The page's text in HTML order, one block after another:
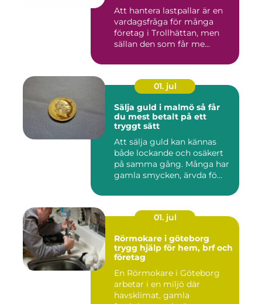
Att hantera lastpallar är en
vardagsfråga för många
företag i Trollhättan, men
sällan den som får me...
01. jul
Sälja guld i malmö så får
du mest betalt på ett
tryggt sätt
Att sälja guld kan kännas
både lockande och osäkert
på samma gång. Många har
gamla smycken, ärvda fö...
01. jul
Rörmokare i göteborg
trygg hjälp för hem, brf och
företag
En Rörmokare i Göteborg
arbetar i en miljö där
havsklimat, gamla